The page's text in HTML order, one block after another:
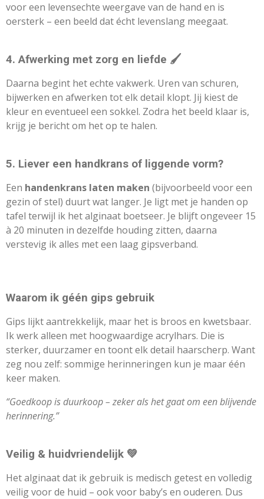
voor een levensechte weergave van de hand en is
oersterk – een beeld dat écht levenslang meegaat.
4. Afwerking met zorg en liefde 🖌️
Daarna begint het echte vakwerk. Uren van schuren,
bijwerken en afwerken tot elk detail klopt. Jij kiest de
kleur en eventueel een sokkel. Zodra het beeld klaar is,
krijg je bericht om het op te halen.
5. Liever een handkrans of liggende vorm?
Een handenkrans laten maken (bijvoorbeeld voor een
gezin of stel) duurt wat langer. Je ligt met je handen op
tafel terwijl ik het alginaat boetseer. Je blijft ongeveer 15
à 20 minuten in dezelfde houding zitten, daarna
verstevig ik alles met een laag gipsverband.
Waarom ik géén gips gebruik
Gips lijkt aantrekkelijk, maar het is broos en kwetsbaar.
Ik werk alleen met hoogwaardige acrylhars. Die is
sterker, duurzamer en toont elk detail haarscherp. Want
zeg nou zelf: sommige herinneringen kun je maar één
keer maken.
“Goedkoop is duurkoop – zeker als het gaat om een blijvende
herinnering.”
Veilig & huidvriendelijk 💚
Het alginaat dat ik gebruik is medisch getest en volledig
veilig voor de huid – ook voor baby’s en ouderen. Dus